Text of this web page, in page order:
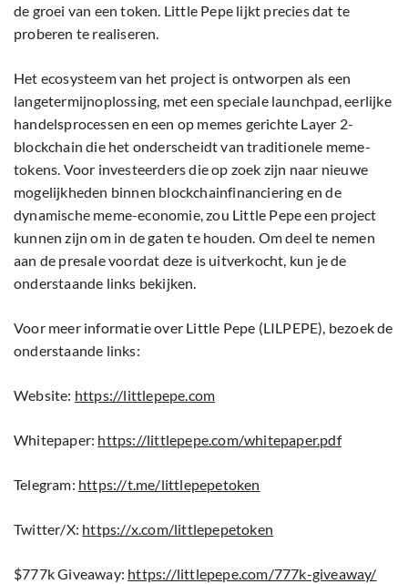
de groei van een token. Little Pepe lijkt precies dat te
proberen te realiseren.
Het ecosysteem van het project is ontworpen als een
langetermijnoplossing, met een speciale launchpad, eerlijke
handelsprocessen en een op memes gerichte Layer 2-
blockchain die het onderscheidt van traditionele meme-
tokens. Voor investeerders die op zoek zijn naar nieuwe
mogelijkheden binnen blockchainfinanciering en de
dynamische meme-economie, zou Little Pepe een project
kunnen zijn om in de gaten te houden. Om deel te nemen
aan de presale voordat deze is uitverkocht, kun je de
onderstaande links bekijken.
Voor meer informatie over Little Pepe (LILPEPE), bezoek de
onderstaande links:
Website: https://littlepepe.com
Whitepaper: https://littlepepe.com/whitepaper.pdf
Telegram: https://t.me/littlepepetoken
Twitter/X: https://x.com/littlepepetoken
$777k Giveaway: https://littlepepe.com/777k-giveaway/